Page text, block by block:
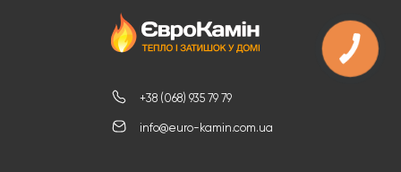
+38 (068) 935 79 79
info@euro-kamin.com.ua